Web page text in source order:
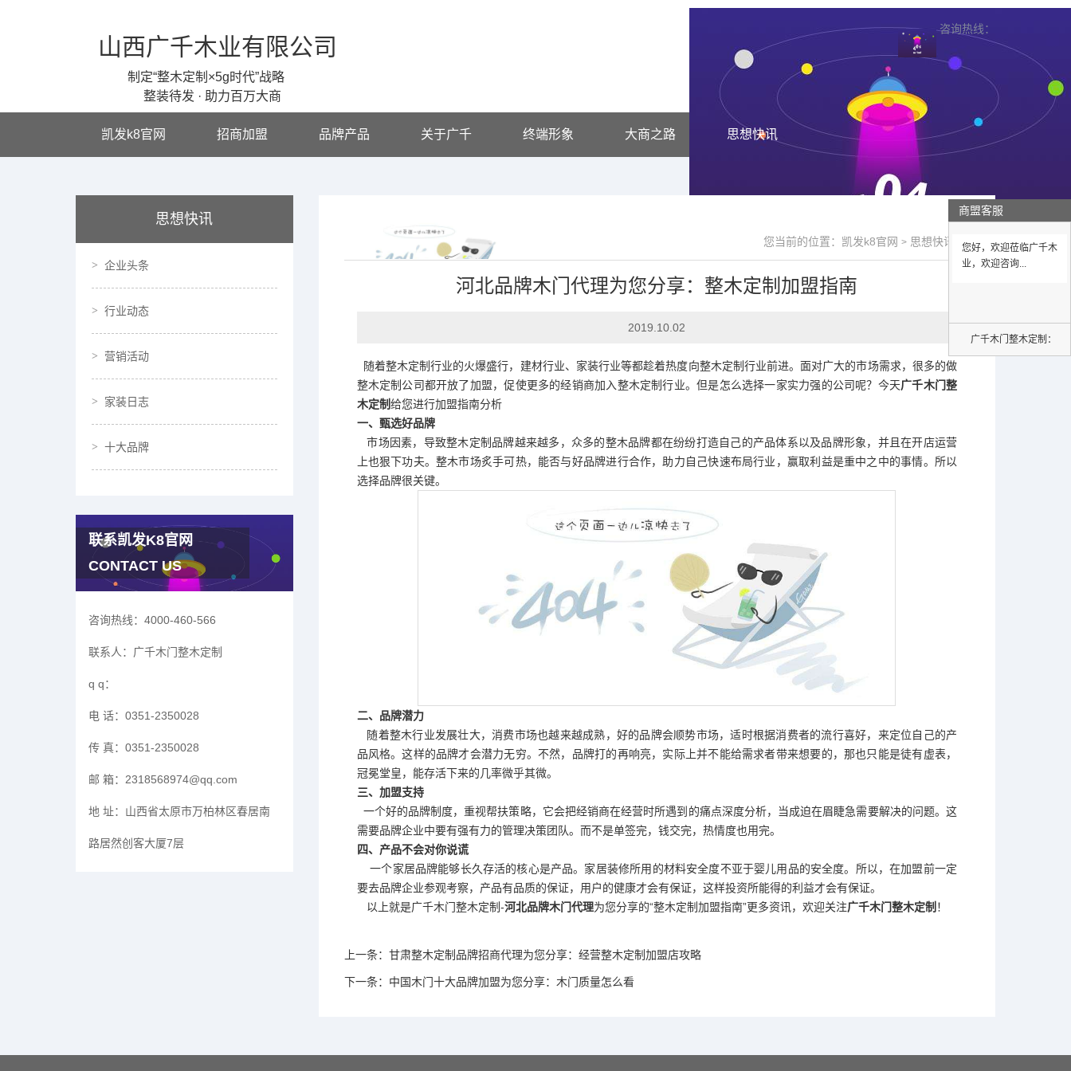
山西广千木业有限公司
制定“整木定制×5g时代”战略
整装待发 · 助力百万大商
咨询热线：
凯发k8官网 招商加盟 品牌产品 关于广千 终端形象 大商之路 思想快讯
思想快讯
企业头条
行业动态
营销活动
家装日志
十大品牌
联系凯发K8官网
CONTACT US
咨询热线： 4000-460-566
联系人： 广千木门整木定制
q q：
电 话： 0351-2350028
传 真： 0351-2350028
邮 箱： 2318568974@qq.com
地 址： 山西省太原市万柏林区春居南
路居然创客大厦7层
您当前的位置： 凯发k8官网 > 思想快讯 >
河北品牌木门代理为您分享：整木定制加盟指南
2019.10.02
随着整木定制行业的火爆盛行，建材行业、家装行业等都趁着热度向整木定制行业前进。面对广大的市场需求，很多的做
整木定制公司都开放了加盟，促使更多的经销商加入整木定制行业。但是怎么选择一家实力强的公司呢？今天广千木门整
木定制给您进行加盟指南分析
一、甄选好品牌
市场因素，导致整木定制品牌越来越多，众多的整木品牌都在纷纷打造自己的产品体系以及品牌形象，并且在开店运营
上也狠下功夫。整木市场炙手可热，能否与好品牌进行合作，助力自己快速布局行业，赢取利益是重中之中的事情。所以
选择品牌很关键。
二、品牌潜力
随着整木行业发展壮大，消费市场也越来越成熟，好的品牌会顺势市场，适时根据消费者的流行喜好，来定位自己的产
品风格。这样的品牌才会潜力无穷。不然，品牌打的再响亮，实际上并不能给需求者带来想要的，那也只能是徒有虚表，
冠冕堂皇，能存活下来的几率微乎其微。
三、加盟支持
一个好的品牌制度，重视帮扶策略，它会把经销商在经营时所遇到的痛点深度分析，当成迫在眉睫急需要解决的问题。这
需要品牌企业中要有强有力的管理决策团队。而不是单签完，钱交完，热情度也用完。
四、产品不会对你说谎
一个家居品牌能够长久存活的核心是产品。家居装修所用的材料安全度不亚于婴儿用品的安全度。所以，在加盟前一定
要去品牌企业参观考察，产品有品质的保证，用户的健康才会有保证，这样投资所能得的利益才会有保证。
以上就是广千木门整木定制-河北品牌木门代理为您分享的“整木定制加盟指南”更多资讯，欢迎关注广千木门整木定制 ！
上一条： 甘肃整木定制品牌招商代理为您分享：经营整木定制加盟店攻略
下一条： 中国木门十大品牌加盟为您分享：木门质量怎么看
商盟客服
您好，欢迎莅临广千木
业，欢迎咨询...
广千木门整木定制：